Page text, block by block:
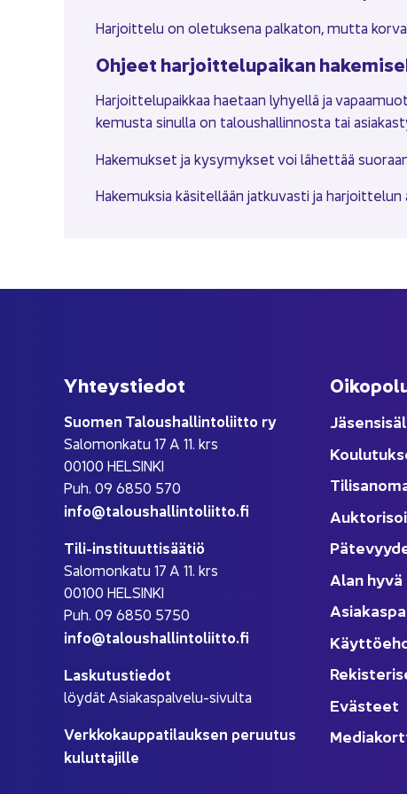
Har­joit­te­lu on ole­tuk­se­na pal­ka­ton, mutta
Oh­jeet har­joit­te­lu­pai­kan
Har­joit­te­lu­paik­kaa hae­taan ly­hyel­lä ja
ke­mus­ta si­nul­la on ta­lous­hal­lin­nos­ta tai
Ha­ke­muk­set ja ky­sy­myk­set voi lä­het­tää
Ha­ke­muk­sia kä­si­tel­lään jat­ku­vas­ti ja
Yh­teys­tie­dot
Suo­men Ta­lous­hal­lin­to­liit­to ry
Sa­lo­mon­ka­tu 17 A 11. krs
00100 HEL­SIN­KI
Puh. 09 6850 570
info@ta­lous­hal­lin­to­liit­to.fi
Tili-​instituuttisäätiö
Sa­lo­mon­ka­tu 17 A 11. krs
00100 HEL­SIN­KI
Puh. 09 6850 5750
info@ta­lous­hal­lin­to­liit­to.fi
Las­ku­tus­tie­dot
löy­dät Asiakaspalvelu-​sivulta
Verk­ko­kaup­pa­ti­lauk­sen pe­ruu­tus
ku­lut­ta­jil­le
Alan
Eväs­teet